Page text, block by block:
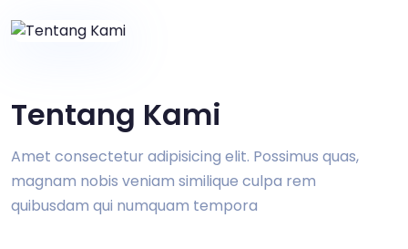
Tentang Kami
Amet consectetur adipisicing elit. Possimus quas,
magnam nobis veniam similique culpa rem
quibusdam qui numquam tempora